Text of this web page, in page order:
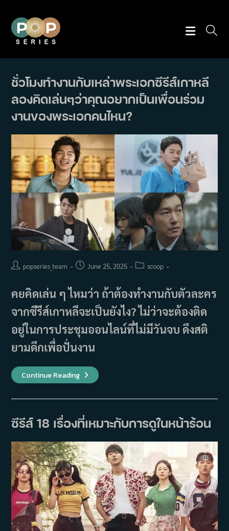
content
ชั่วโมงทำงานกับเหล่าพระเอกซีรีส์เกาหลี
ลองคิดเล่นๆว่าคุณอยากเป็นเพื่อนร่วม
งานของพระเอกคนไหน?
Postpopseries_team
PostJune 25, 2025
Postscoop
คยคิดเล่น ๆ ไหมว่า ถ้าต้องทำงานกับตัวละคร
จากซีรีส์เกาหลีจะเป็นยังไง? ไม่ว่าจะต้องติด
อยู่ในการประชุมออนไลน์ที่ไม่มีวันจบ ดึงสติ
ยามดึกเพื่อปั่นงาน
Continue Readingชั่วโมง
ทำงาน
รีส์
เกาหลี
เล่นๆ
ว่า
คุณ
อยาก
เป็น
เพื่อน
ร่วม
งาน
ของ
พระเอก
คน
ไหน?
ซีรีส์ 18 เรื่องที่เหมาะกับการดูในหน้าร้อน